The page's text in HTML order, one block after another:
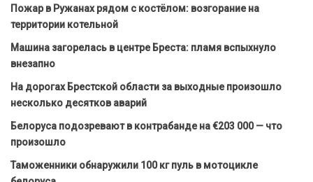
Пожар в Ружанах рядом с костёлом: возгорание на
территории котельной
Машина загорелась в центре Бреста: пламя вспыхнуло
внезапно
На дорогах Брестской области за выходные произошло
несколько десятков аварий
Белоруса подозревают в контрабанде на €203 000 — что
произошло
Таможенники обнаружили 100 кг пуль в мотоцикле